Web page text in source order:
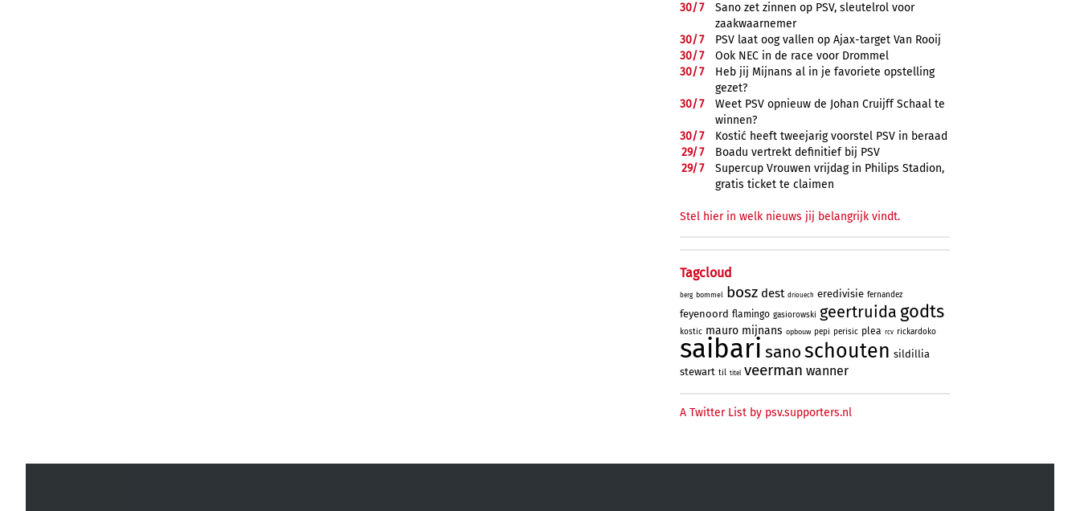
30/7
Sano zet zinnen op PSV, sleutelrol voor
zaakwaarnemer
30/7
PSV laat oog vallen op Ajax-target Van Rooij
30/7
Ook NEC in de race voor Drommel
30/7
Heb jij Mijnans al in je favoriete opstelling
gezet?
30/7
Weet PSV opnieuw de Johan Cruijff Schaal te
winnen?
30/7
Kostić heeft tweejarig voorstel PSV in beraad
29/7
Boadu vertrekt definitief bij PSV
29/7
Supercup Vrouwen vrijdag in Philips Stadion,
gratis ticket te claimen
Stel hier in welk nieuws jij belangrijk vindt.
Tagcloud
berg bommel bosz dest driouech eredivisie fernandez
feyenoord flamingo gasiorowski geertruida godts
kostic mauro mijnans opbouw pepi perisic plea rcv rickardoko
saibari sanoschouten sildillia
stewart til titel veerman wanner
A Twitter List by psv.supporters.nl